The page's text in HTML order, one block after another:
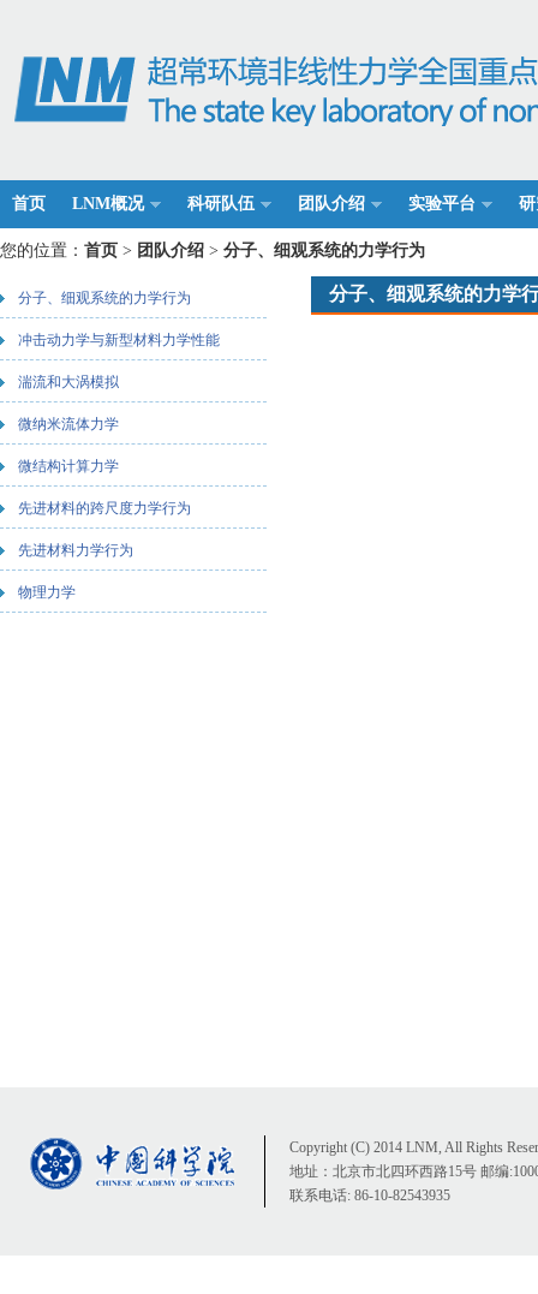
首页 LNM概况 科研队伍 团队介绍 实验平台
您的位置： 首页 > 团队介绍 > 分子、细观系统的力学行为
分子、细观系统的力学行为
冲击动力学与新型材料力学性能
湍流和大涡模拟
微纳米流体力学
微结构计算力学
先进材料的跨尺度力学行为
先进材料力学行为
物理力学
分子、细观系统的力学
Copyright (C) 2014 LNM, All Rights
地址：北京市北四环西路15号 邮编
联系电话: 86-10-82543935